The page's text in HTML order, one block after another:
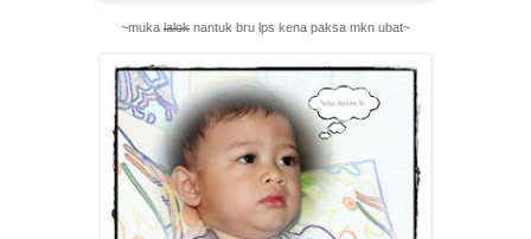
~muka lalok nantuk bru lps kena paksa mkn ubat~